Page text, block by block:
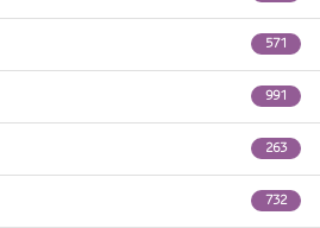
571
991
263
732